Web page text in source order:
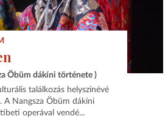
Öbüm dákíni története )
találkozás helyszínévé
A Nangsza Öbüm dákíni
operával vendé...